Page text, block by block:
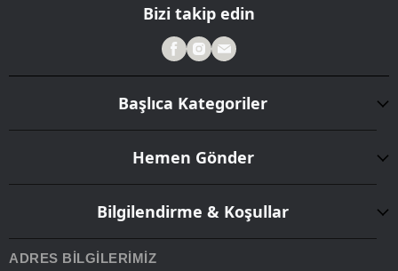
Bizi takip edin
Başlıca Kategoriler
Hemen Gönder
Bilgilendirme & Koşullar
ADRES BILGILERIMIZ